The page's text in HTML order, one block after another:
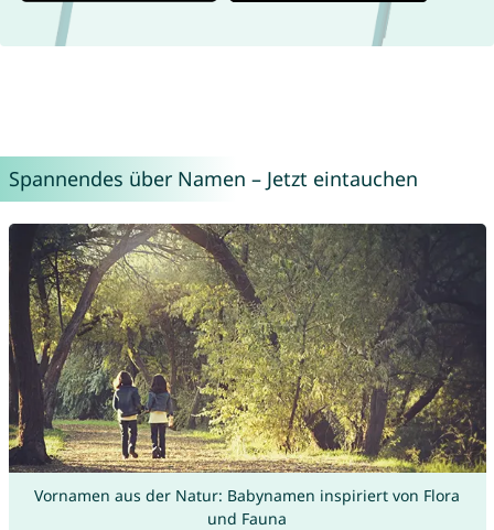
Spannendes über Namen – Jetzt eintauchen
Vornamen aus der Natur: Babynamen inspiriert von Flora
und Fauna